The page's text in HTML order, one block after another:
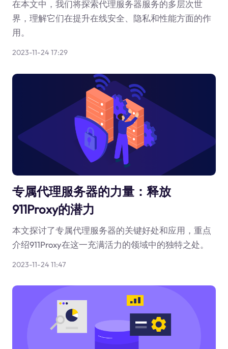
在本文中，我们将探索代理服务器服务的多层次世
界，理解它们在提升在线安全、隐私和性能方面的作
用。
2023-11-24 17:29
专属代理服务器的力量：释放
911Proxy的潜力
本文探讨了专属代理服务器的关键好处和应用，重点
介绍911Proxy在这一充满活力的领域中的独特之处。
2023-11-24 11:47